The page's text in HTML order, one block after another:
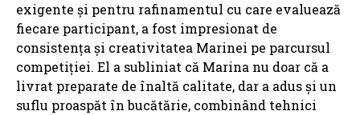
exigente și pentru rafinamentul cu care evaluează
fiecare participant, a fost impresionat de
consistența și creativitatea Marinei pe parcursul
competiției. El a subliniat că Marina nu doar că a
livrat preparate de înaltă calitate, dar a adus și un
suflu proaspăt în bucătărie, combinând tehnici